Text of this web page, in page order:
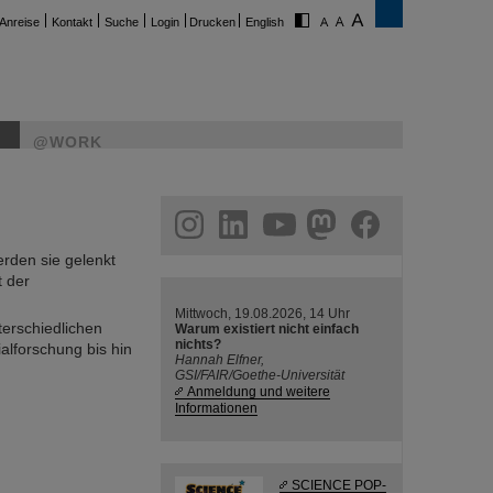
Anreise Kontakt Suche Login Drucken English
@WORK
können.
sie gelenkt
der
bis hin
helmholtz.social
facebook
Mittwoch, 19.08.2026, 14 Uhr
Warum existiert nicht einfach
nichts?
Hannah Elfner,
GSI/FAIR/Goethe-Universität
Anmeldung und weitere
Informationen
SCIENCE POP-